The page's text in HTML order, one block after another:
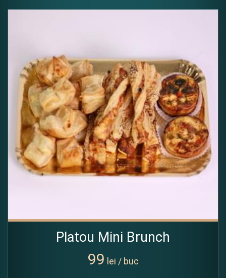
Platou Mini Brunch
99 lei / buc